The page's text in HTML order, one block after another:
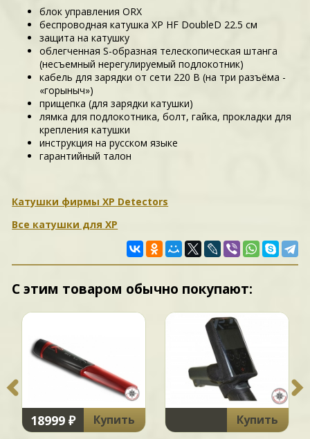
блок управления ORX
беспроводная катушка XP HF DoubleD 22.5 см
защита на катушку
облегченная S-образная телескопическая штанга
(несъемный нерегулируемый подлокотник)
кабель для зарядки от сети 220 В (на три разъёма -
«горыныч»)
прищепка (для зарядки катушки)
лямка для подлокотника, болт, гайка, прокладки для
крепления катушки
инструкция на русском языке
гарантийный талон
Катушки фирмы XP Detectors
Все катушки для XP
С этим товаром обычно покупают:
18999 ₽
Купить
Купить